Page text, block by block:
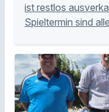
ist restlos
Spieltermin sind